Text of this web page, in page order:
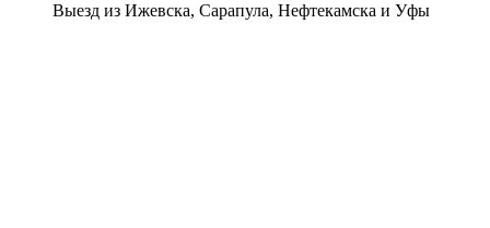
Выезд из Ижевска, Сарапула, Нефтекамска и Уфы